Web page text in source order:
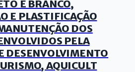
E BRANCO,
E PLASTIFICAÇÃO
DOS
PELA
DESENVOLVIMENTO
AQUICULT